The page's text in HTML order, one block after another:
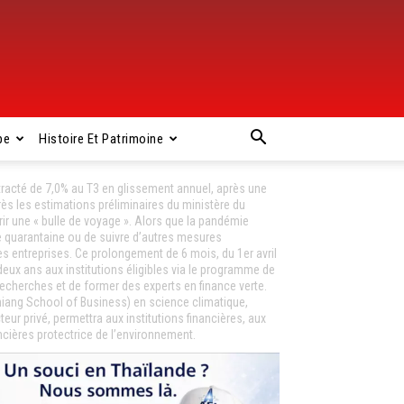
Histoire Et Patrimoine
de 7,0% au T3 en glissement annuel, après une
les estimations préliminaires du ministère du
une « bulle de voyage ». Alors que la pandémie
ou de suivre d’autres mesures
entreprises. Ce prolongement de 6 mois, du 1er avril
ans aux institutions éligibles via le programme de
et de former des experts en finance verte.
School of Business) en science climatique,
privé, permettra aux institutions financières, aux
protectrice de l’environnement.